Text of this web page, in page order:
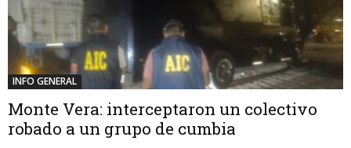
INFO GENERAL
Monte Vera: interceptaron un colectivo
robado a un grupo de cumbia